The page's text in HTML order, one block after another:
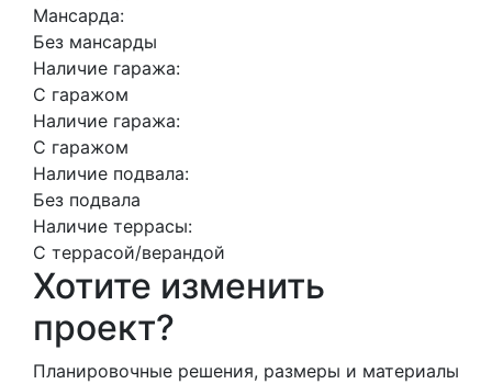
Мансарда:
Без мансарды
Наличие гаража:
С гаражом
Наличие гаража:
С гаражом
Наличие подвала:
Без подвала
Наличие террасы:
С террасой/верандой
Хотите изменить
проект?
Планировочные решения, размеры и материалы